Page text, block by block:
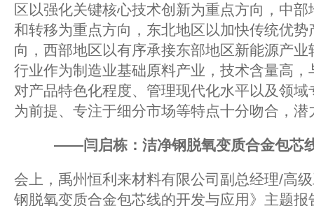
区以强化关键核心技术创新为重点方向，中
和转移为重点方向，东北地区以加快传统优
向，西部地区以有序承接东部地区新能源产
行业作为制造业基础原料产业，技术含量高，
对产品特色化程度、管理现代化水平以及领
为前提、专注于细分市场等特点十分吻合，潜
——闫启栋：洁净钢脱氧变质合金包
会上，禹州恒利来材料有限公司副总经理/高
钢脱氧变质合金包芯线的开发与应用》主题报